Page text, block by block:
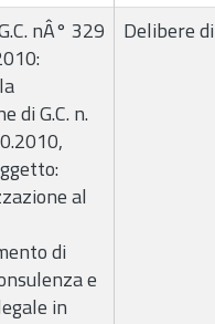
nÂ° 329
di G.C. n.
al
di
e
in
Delibere